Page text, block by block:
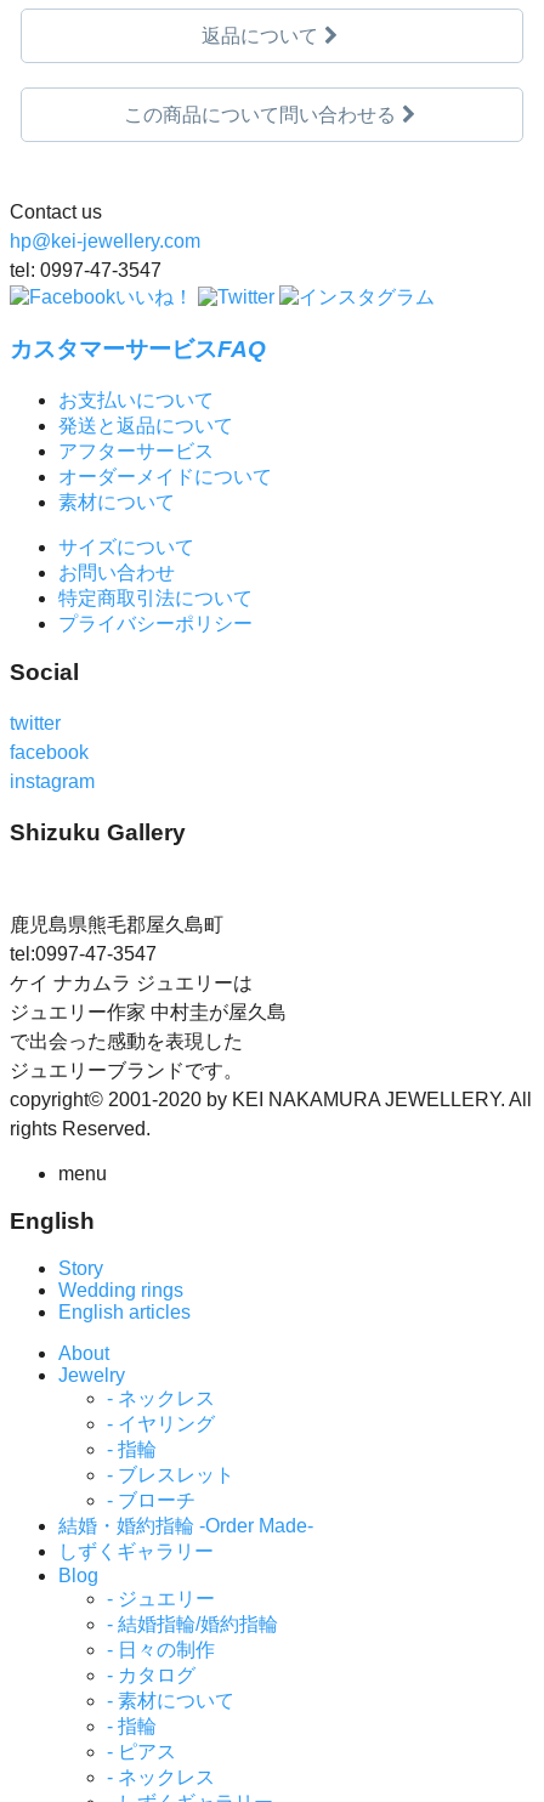
返品について
この商品について問い合わせる
Contact us
hp@kei-jewellery.com
tel: 0997-47-3547
カスタマーサービスFAQ
お支払いについて
発送と返品について
アフターサービス
オーダーメイドについて
素材について
サイズについて
お問い合わせ
特定商取引法について
プライバシーポリシー
Social
twitter
facebook
instagram
Shizuku Gallery
鹿児島県熊毛郡屋久島町
tel:0997-47-3547
ケイ ナカムラ ジュエリーは
ジュエリー作家 中村圭が屋久島
で出会った感動を表現した
ジュエリーブランドです。
copyright© 2001-2020 by KEI NAKAMURA JEWELLERY. All
rights Reserved.
menu
English
Story
Wedding rings
English articles
About
Jewelry
- ネックレス
- イヤリング
- 指輪
- ブレスレット
- ブローチ
結婚・婚約指輪 -Order Made-
しずくギャラリー
Blog
- ジュエリー
- 結婚指輪/婚約指輪
- 日々の制作
- カタログ
- 素材について
- 指輪
- ピアス
- ネックレス